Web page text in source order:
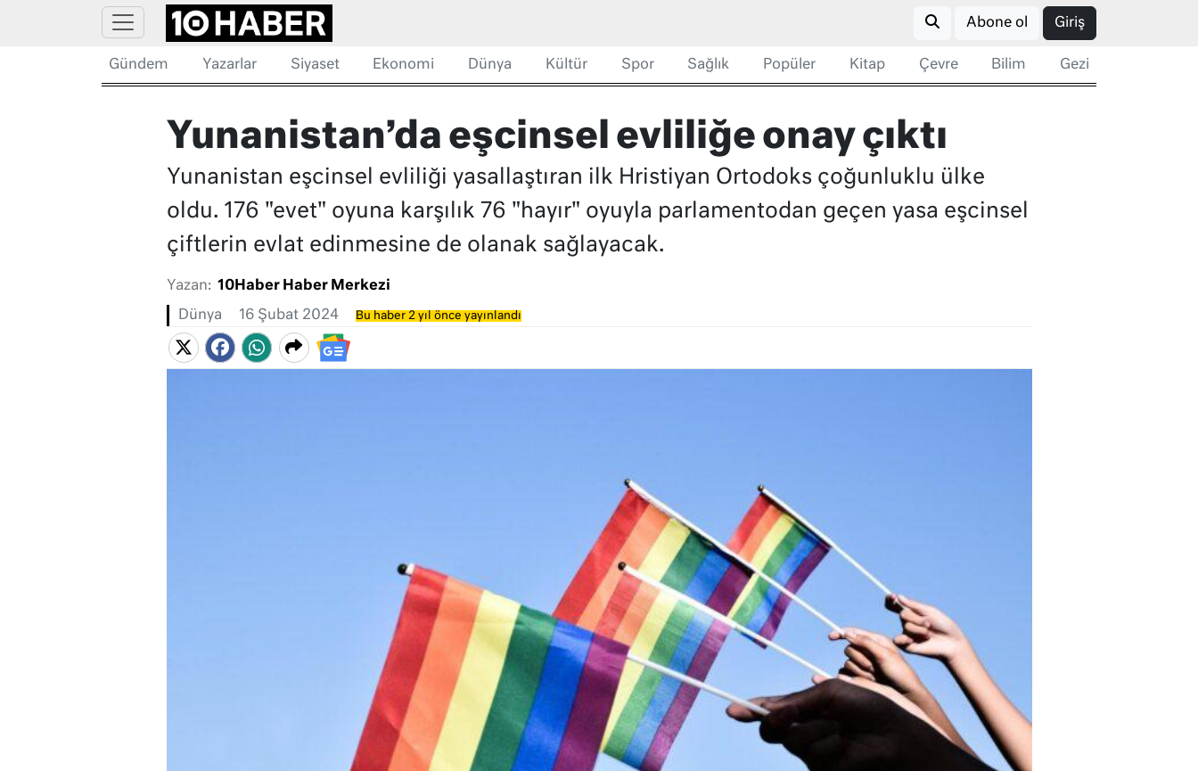
Abone ol Giriş
Gündem Yazarlar Siyaset Ekonomi Dünya Kültür Spor Sağlık Popüler Kitap Çevre Bilim Gezi
Yunanistan’da eşcinsel evliliğe onay çıktı
Yunanistan eşcinsel evliliği yasallaştıran ilk Hristiyan Ortodoks çoğunluklu ülke
oldu. 176 "evet" oyuna karşılık 76 "hayır" oyuyla parlamentodan geçen yasa eşcinsel
çiftlerin evlat edinmesine de olanak sağlayacak.
Yazan: 10Haber Haber Merkezi
Dünya 16 Şubat 2024 Bu haber 2 yıl önce yayınlandı